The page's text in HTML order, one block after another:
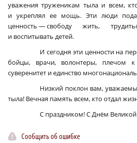
уважения труженикам тыла и всем,
и укреплял ее мощь. Эти люди
ценность — свободу жить,
и воспитывать детей.
И сегодня эти ценности на
бойцы, врачи, волонтеры, плечом к
суверенитет и единство
Низкий поклон вам,
тыла! Вечная память всем, кто отдал
С праздником! С Днём
Сообщить об ошибке